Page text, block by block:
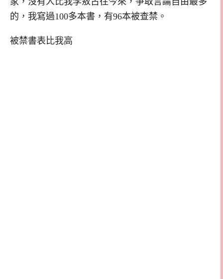
的，我寫過100多本書，有96本被查禁。
被禁書表比我高